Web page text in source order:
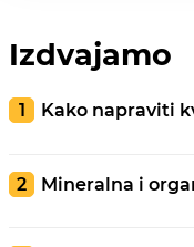
Izdvajamo
Kako napraviti
Mineralna i